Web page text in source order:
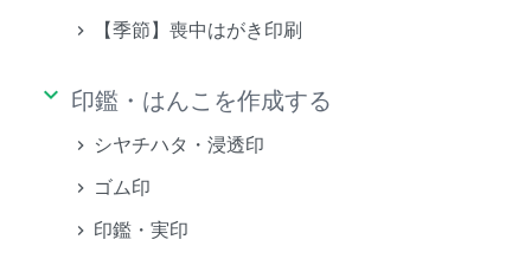
【季節】喪中はがき印刷
keyboard_arrow_down 印鑑・はんこを作成する
シヤチハタ・浸透印
ゴム印
印鑑・実印